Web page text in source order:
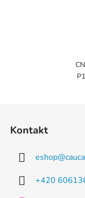
Kontakt
eshop@
+420